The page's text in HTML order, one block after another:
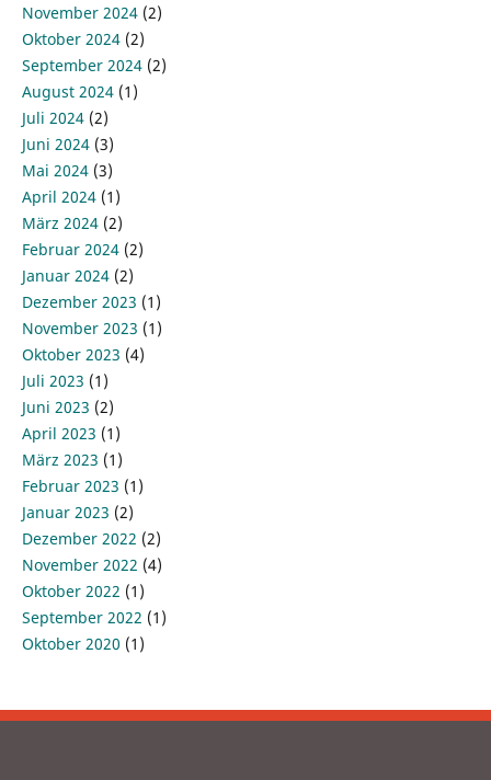
November 2024 (2)
Oktober 2024 (2)
September 2024 (2)
August 2024 (1)
Juli 2024 (2)
Juni 2024 (3)
Mai 2024 (3)
April 2024 (1)
März 2024 (2)
Februar 2024 (2)
Januar 2024 (2)
Dezember 2023 (1)
November 2023 (1)
Oktober 2023 (4)
Juli 2023 (1)
Juni 2023 (2)
April 2023 (1)
März 2023 (1)
Februar 2023 (1)
Januar 2023 (2)
Dezember 2022 (2)
November 2022 (4)
Oktober 2022 (1)
September 2022 (1)
Oktober 2020 (1)